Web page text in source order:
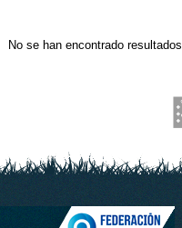
No se han encontrado resultados